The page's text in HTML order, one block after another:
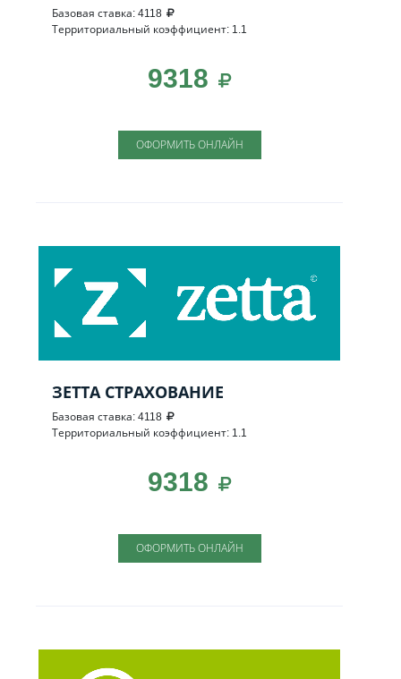
Базовая ставка: 4118
Территориальный коэффициент: 1.1
9318
ОФОРМИТЬ ОНЛАЙН
ЗЕТТА СТРАХОВАНИЕ
Базовая ставка: 4118
Территориальный коэффициент: 1.1
9318
ОФОРМИТЬ ОНЛАЙН